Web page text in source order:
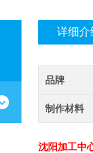
详细介
品牌
制作材料
沈阳加工中